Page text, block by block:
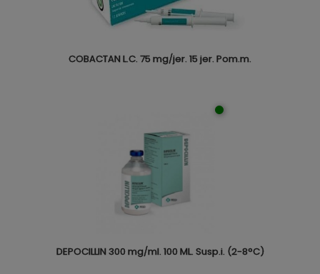
COBACTAN L.C. 75 mg/jer. 15 jer. Pom.m.
DEPOCILLIN 300 mg/ml. 100 ML. Susp.i. (2-8°C)